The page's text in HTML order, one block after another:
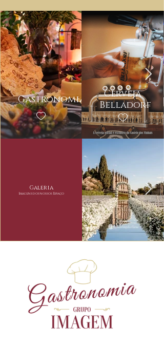
Gastronomia
Cerveja
Belladorf
Galeria
Imagens dos nossos Espaço